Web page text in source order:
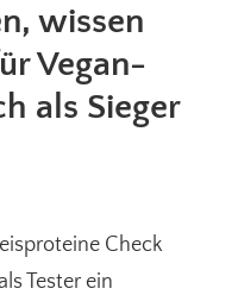
wissen
Vegan-
als Sieger
Check
Tester ein